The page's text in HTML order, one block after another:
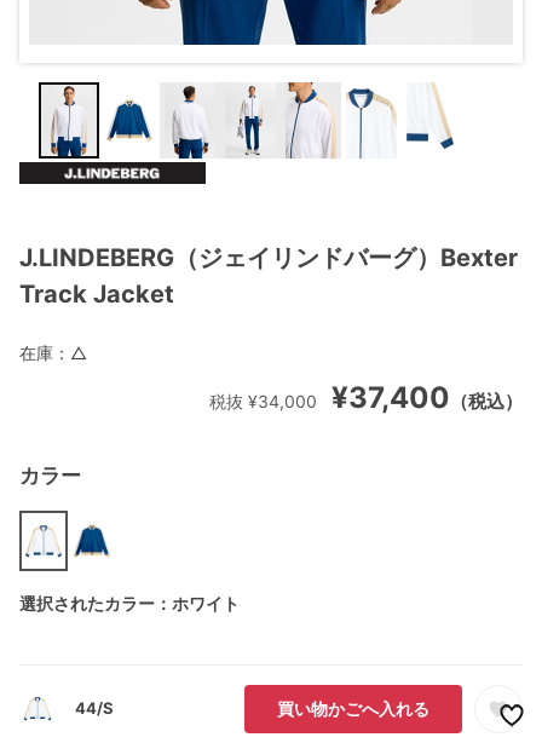
J.LINDEBERG（ジェイリンドバーグ）Bexter
Track Jacket
¥37,400 （税込）
税抜 ¥34,000
カラー
選択されたカラー：ホワイト
44/S 買い物かごへ入れる
在庫： △